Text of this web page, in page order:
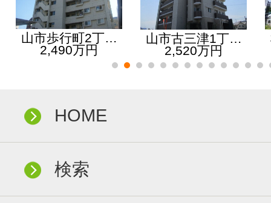
山市歩行町2丁…
2,490万円
山市古三津1丁…
2,520万円
HOME
検索